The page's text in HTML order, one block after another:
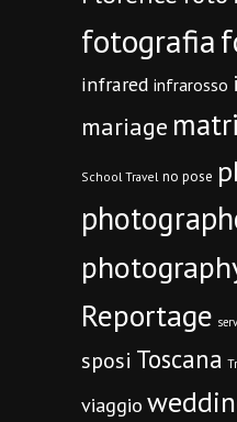
fotografia
infrared infrarosso
mariage
School Travel no pose
Reportage
sposi Toscana
viaggio